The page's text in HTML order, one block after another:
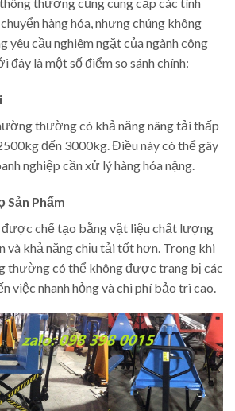
hàng hóa, nhưng chúng không
yêu cầu nghiêm ngặt của ngành công
đây là một số điểm so sánh chính:
thường có khả năng nâng tải thấp
đến 3000kg. Điều này có thể gây
nghiệp cần xử lý hàng hóa nặng.
Sản Phẩm
được chế tạo bằng vật liệu chất lượng
và khả năng chịu tải tốt hơn. Trong khi
thường có thể không được trang bị các
việc nhanh hỏng và chi phí bảo trì cao.